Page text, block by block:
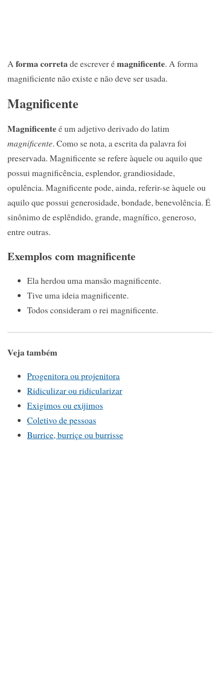
Aforma corretade escrever émagnificente. A forma
magnificiente não existe e não deve ser usada.
Magnificente
Magnificenteé um adjetivo derivado do latim
magnificente. Como se nota, a escrita da palavra foi
preservada. Magnificente se refere àquele ou aquilo que
possui magnificência, esplendor, grandiosidade,
opulência. Magnificente pode, ainda, referir-se àquele ou
aquilo que possui generosidade, bondade, benevolência. É
sinônimo de esplêndido, grande, magnífico, generoso,
entre outras.
Exemplos com magnificente
Ela herdou uma mansão magnificente.
Tive uma ideia magnificente.
Todos consideram o rei magnificente.
Veja também
Progenitora ou projenitora
Ridiculizar ou ridicularizar
Exigimos ou exijimos
Coletivo de pessoas
Burrice, burriçe ou burrisse